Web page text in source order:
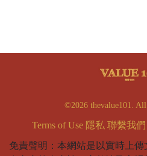
©2026 thevalue101. All
Terms of Use 隱私 聯繫我們
免責聲明：本網站是以實時上